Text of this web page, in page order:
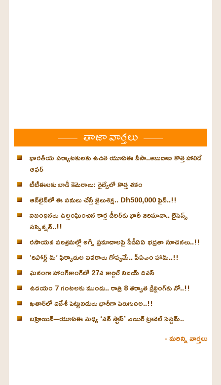
తాజా వార్తలు
భారతీయ పర్యాటకులకు ఉచిత యూఏఈ వీసా..అబుదాబి కొత్త హాలిడే
ఆఫర్
టీటీఈలకు బాడీ కెమెరాలు: రైల్వేలో కొత్త శకం
ఆన్‌లైన్‌లో ఈ పనులు చేస్తే జైలుశిక్ష.. Dh500,000 ఫైన్..!!
నిబంధనలు ఉల్లంఘించిన కార్ల డీలర్‌కు భారీ జరిమానా.. లైసెన్స్
సస్పెన్షన్..!!
రసాయన పరిశ్రమల్లో అగ్ని ప్రమాదాలపై సీడీఏఏ భద్రతా సూచనలు..!!
‘రిపోర్ట్ మీ’ ఫిర్యాదుల వివరాలు గోప్యమే.. పీఏఎం హామీ..!!
ఘనంగా హాంగ్‌కాంగ్‌లో 27వ కార్గిల్ విజయ్ దివస్
ఉదయం 7 గంటలకు ముందు.. రాత్రి 8 తర్వాత డ్రిల్లింగ్‌కు నో..!!
ఖతార్‌లో విదేశీ పెట్టుబడులు భారీగా పెరుగుదల..!!
బహ్రెయిన్–యూఏఈ మధ్య ‘వన్ స్టాప్’ ఎయిర్ ట్రావెల్ సిస్టమ్..
- మరిన్ని వార్తలు